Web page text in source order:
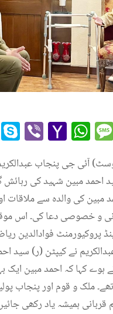
EmailSkype
Viber
Mailآئی جی پنجاب
احمد مبین شہید کی رہائش
کی والدہ سے ملاقات
و خصوصی دعا کی۔ اس
پروکیورمنٹ فوادالدین
نے کیپٹن (ر) سید
کہا کہ احمد مبین ایک
ملک و قوم اور پنجاب
ہمیشہ یاد رکھی